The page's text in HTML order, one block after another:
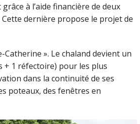
à l’aide financière de deux
dernière propose le projet de
Catherine ». Le chaland devient un
+ 1 réfectoire) pour les plus
dans la continuité de ses
poteaux, des fenêtres en